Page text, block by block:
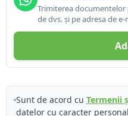
Trimiterea
de dvs. și pe adresa de
Sunt de acord cu Termenii
datelor cu caracter